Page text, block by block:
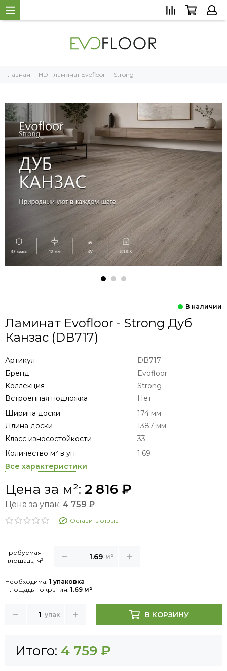
Главная HDF ламинат Evofloor Strong
Ламинат Evofloor - Strong Дуб
Канзас (DB717)
Артикул
DB717
Бренд
Evofloor
Коллекция
Strong
Встроенная подложка
Нет
Ширина доски
174 мм
Длина доски
1387 мм
Класс износостойкости
33
Количество м² в уп
1.69
Все характеристики
Цена за м²: 2 816 ₽
Цена за упак: 4 759 ₽
Оставить отзыв
Требуемая
площадь, м²
м²
Необходима: 1 упаковка
Площадь покрытия: 1.69 м²
упак В КОРЗИНУ
Итого: 4 759 ₽